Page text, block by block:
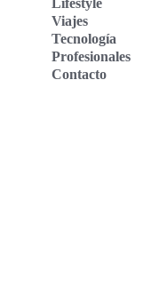
Lifestyle
Viajes
Tecnología
Profesionales
Contacto